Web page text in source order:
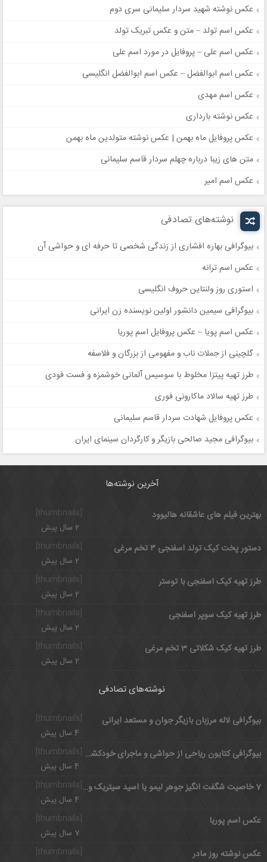
عکس نوشته شهید سردار سلیمانی سری دوم
عکس اسم تولد – متن و عکس تبریک تولد
عکس اسم علی – پروفایل در مورد اسم علی
عکس اسم ابوالفضل – عکس اسم ابوالفضل انگلیسی
عکس اسم مهدی
عکس نوشته بارداری
عکس پروفایل ماه بهمن | عکس نوشته متولدین ماه بهمن
متن های زیبا درباره چهلم سردار قاسم سلیمانی
عکس اسم امیر
نوشته‌های تصادفی
بیوگرافی بهاره افشاری از زندگی شخصی تا حرفه ای و حواشی آن
عکس اسم ترانه
استوری روز ولنتاین حروف انگلیسی
بیوگرافی سیمین دانشور اولین نویسنده زن ایرانی
عکس اسم پویا – عکس پروفایل اسم پوریا
گلچینی از جملات ناب و مفهومی از بزرگان و فلاسفه
طرز تهیه پیتزا مخلوط با سوسیس آلمانی خوشمزه و فست فودی
طرز تهیه سالاد ماکارونی فوری
عکس پروفایل شهادت سردار قاسم سلیمانی
بیوگرافی مجید صالحی بازیگر و کارگردان سینمای ایران
آخرین نوشته‌ها
بهترین فیلم های عاشقانه هالیوود
2 سال پیش
[thumbnails]
دستور پخت کیک تولد اسفنجی ۳ تخم مرغی
2 سال پیش
طرز تهیه کیک اسفنجی با توستر
2 سال پیش
[thumbnails]
طرز تهیه کیک سوپر اسفنجی
2 سال پیش
طرز تهیه کیک شکلاتی 3 تخم مرغی
2 سال پیش
نوشته‌های تصادفی
[thumbnails] بیوگرافی لاله مرزبان بازیگر جوان و مستعد ایرانی
4 سال پیش
بیوگرافی کتایون ریاحی از حواشی و ماجرای خودکشی تا زندگی حرفه ای
4 سال پیش
[thumbnails] 7 خاصیت شگفت انگیز جوهر لیمو یا اسید سیتریک و مضرات آن
4 سال پیش
عکس اسم پوریا
7 سال پیش
عکس نوشته روز مادر